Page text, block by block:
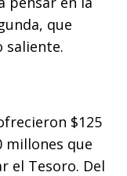
que
saliente.
$125
millones que
el Tesoro. Del